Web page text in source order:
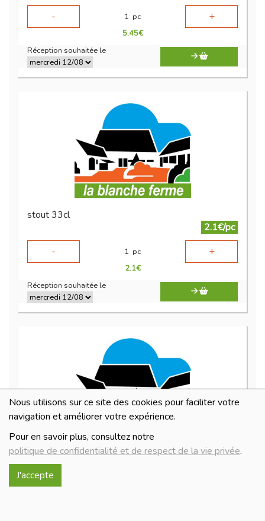
Nous utilisons sur ce site des cookies pour faciliter votre
navigation et améliorer votre expérience.
Pour en savoir plus, consultez notre
politique de confidentialité et de respect de la vie privée.
J'accepte
-
1 pc +
5.45€
Réception souhaitée le
stout 33cl
2.1€/pc
-
1 pc +
2.1€
Réception souhaitée le
Tandem 33cl
-